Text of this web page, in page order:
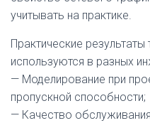
учитывать на практике.
Практические
используются в разных
— Моделирование при
пропускной способности;
— Качество